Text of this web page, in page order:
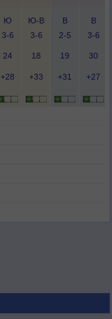
Ю
3-6
Ю-В
3-6
В
2-5
В
3-6
24 18 19 30
+28 +33 +31 +27